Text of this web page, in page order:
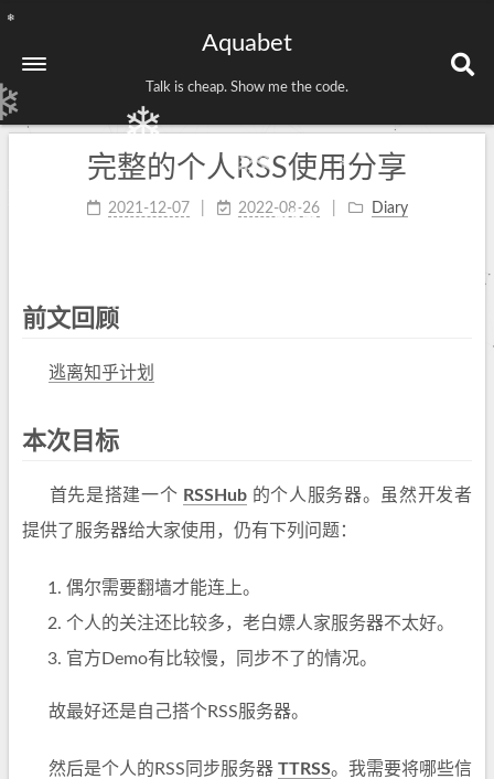
Aquabet
Talk is cheap. Show me the code.
完整的个人RSS使用分享
2021-12-07 2022-08-26 Diary
前文回顾
逃离知乎计划
本次目标
首先是搭建一个 RSSHub 的个人服务器。虽然开发者
提供了服务器给大家使用，仍有下列问题：
偶尔需要翻墙才能连上。
个人的关注还比较多，老白嫖人家服务器不太好。
官方Demo有比较慢，同步不了的情况。
故最好还是自己搭个RSS服务器。
然后是个人的RSS同步服务器 TTRSS。我需要将哪些信
❄
❄
❄
❄